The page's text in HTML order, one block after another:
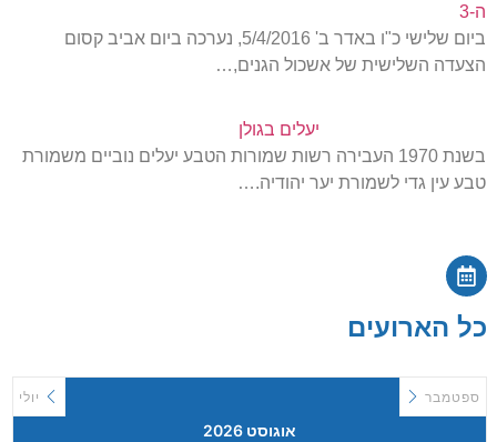
ה-3
ביום שלישי כ"ו באדר ב' 5/4/2016, נערכה ביום אביב קסום
הצעדה השלישית של אשכול הגנים,…
יעלים בגולן
בשנת 1970 העבירה רשות שמורות הטבע יעלים נוביים משמורת
טבע עין גדי לשמורת יער יהודיה.…
כל הארועים
יולי
אוגוסט 2026
ספטמבר